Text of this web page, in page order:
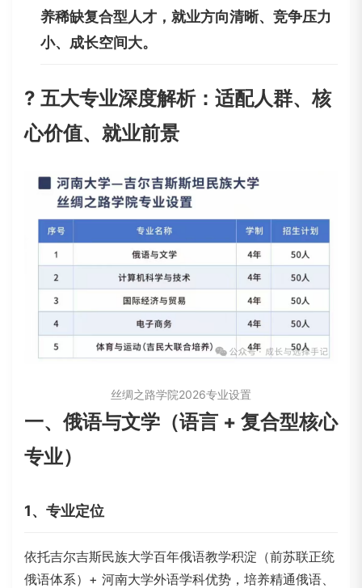
养稀缺复合型人才，就业方向清晰、竞争压力
小、成长空间大。
? 五大专业深度解析：适配人群、核
心价值、就业前景
丝绸之路学院2026专业设置
一、俄语与文学（语言 + 复合型核心
专业）
1、专业定位
依托吉尔吉斯民族大学百年俄语教学积淀（前苏联正统
俄语体系）+ 河南大学外语学科优势，培养精通俄语、